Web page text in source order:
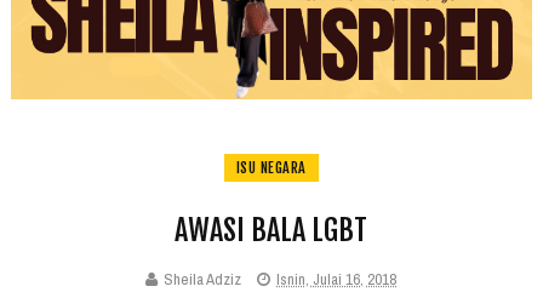
ISU NEGARA
AWASI BALA LGBT
Sheila Adziz Isnin, Julai 16, 2018